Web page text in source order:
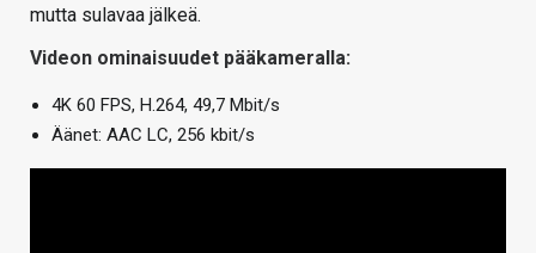
mutta sulavaa jälkeä.
Videon ominaisuudet pääkameralla:
4K 60 FPS, H.264, 49,7 Mbit/s
Äänet: AAC LC, 256 kbit/s